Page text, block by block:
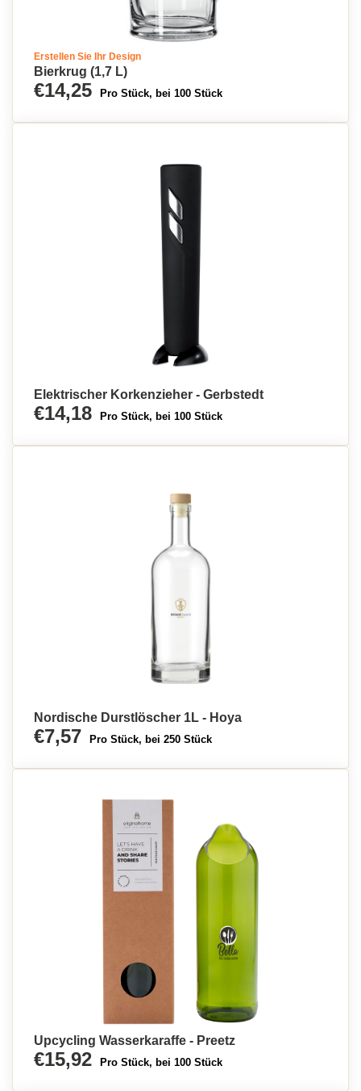
Erstellen Sie Ihr Design
Bierkrug (1,7 L)
€14,25 Pro Stück, bei 100 Stück
Elektrischer Korkenzieher - Gerbstedt
€14,18 Pro Stück, bei 100 Stück
Nordische Durstlöscher 1L - Hoya
€7,57 Pro Stück, bei 250 Stück
Upcycling Wasserkaraffe - Preetz
€15,92 Pro Stück, bei 100 Stück